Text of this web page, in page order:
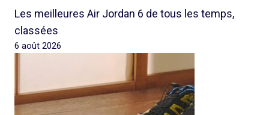
Les meilleures Air Jordan 6 de tous les temps,
classées
6 août 2026